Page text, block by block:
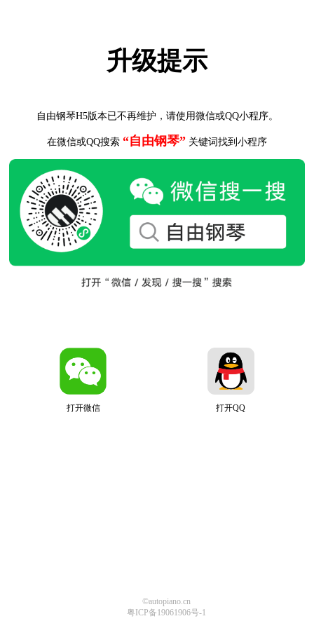
升级提示
自由钢琴H5版本已不再维护，请使用微信或QQ小程序。
在微信或QQ搜索 “自由钢琴” 关键词找到小程序
打开微信 打开QQ
©autopiano.cn
粤ICP备19061906号-1